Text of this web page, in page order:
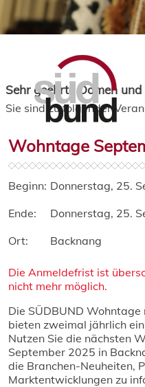
Sehr geehrte Damen und
Sie sind zu folgender
Wohntage
Beginn: Donnerstag, 25.
Ende:
Donnerstag, 25.
Ort:
Backnang
Die Anmeldefrist ist
nicht mehr möglich.
Die SÜDBUND
bieten zweimal jährlich
Nutzen Sie die nächsten
September 2025 in
die Branchen-Neuheiten,
Marktentwicklungen zu